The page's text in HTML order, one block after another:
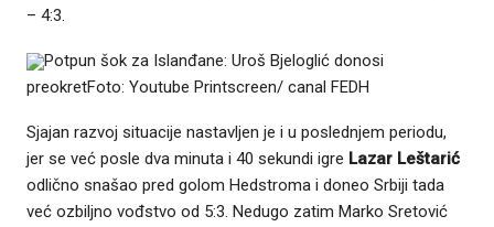
– 4:3.
Potpun šok za Islanđane: Uroš Bjeloglić donosi
preokretFoto: Youtube Printscreen/ canal FEDH
Sjajan razvoj situacije nastavljen je i u poslednjem periodu,
jer se već posle dva minuta i 40 sekundi igre Lazar Leštarić
odlično snašao pred golom Hedstroma i doneo Srbiji tada
već ozbiljno vođstvo od 5:3. Nedugo zatim Marko Sretović